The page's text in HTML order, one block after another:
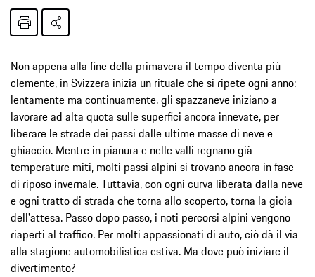
Non appena alla fine della primavera il tempo diventa più
clemente, in Svizzera inizia un rituale che si ripete ogni anno:
lentamente ma continuamente, gli spazzaneve iniziano a
lavorare ad alta quota sulle superfici ancora innevate, per
liberare le strade dei passi dalle ultime masse di neve e
ghiaccio. Mentre in pianura e nelle valli regnano già
temperature miti, molti passi alpini si trovano ancora in fase
di riposo invernale. Tuttavia, con ogni curva liberata dalla neve
e ogni tratto di strada che torna allo scoperto, torna la gioia
dell'attesa. Passo dopo passo, i noti percorsi alpini vengono
riaperti al traffico. Per molti appassionati di auto, ciò dà il via
alla stagione automobilistica estiva. Ma dove può iniziare il
divertimento?